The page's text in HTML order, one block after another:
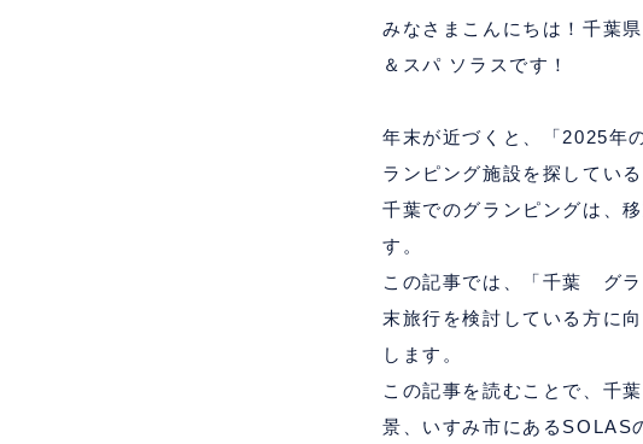
みなさまこんにちは！千葉
＆スパ ソラスです！
年末が近づくと、「2025年
ランピング施設を探してい
千葉でのグランピングは、
す。
この記事では、「千葉 グ
末旅行を検討している方に
します。
この記事を読むことで、千
景、いすみ市にある SOLAS